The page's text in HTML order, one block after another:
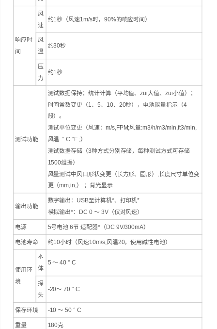
响应时
间
风
速
约1秒（风速1m/s时，90%的响应时间）
风
温
约30秒
压
力
约1秒
测试功能
测试数据保持；统计计算（平均值、zui大值、zui小值）；
时间常数变更（1、5、10、20秒），电池能量指示（4
段）。
测试单位变更（风速：m/s,FPM;风量:m3/h/m3/min,ft3/min,
风温: ° C °F ;）
测试数据存储（3种方式分别存储，每种测试方式可存储
1500组据）
风量测试中风口形状变更（长方形、圆形）;长度尺寸单位变
更（mm,in,） ；背光显示
输出功能
数字输出：USB至计算机*、打印机*
模拟输出*：DC 0 ～ 3V（仅对风速）
电源 5号电池 6节 适配器*（DC 9V/300mA）
电池寿命 约10小时（风速10m/s,风温20，使用碱性电池）
使用环
境
本
体
5 ～ 40 ° C
探
头
-20～ 70 ° C
保存环境 -10 ～ 50 ° C
重量 180克